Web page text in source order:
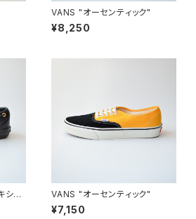
VANS "オーセンティック"
¥8,250
シュ
VANS "オーセンティック"
¥7,150